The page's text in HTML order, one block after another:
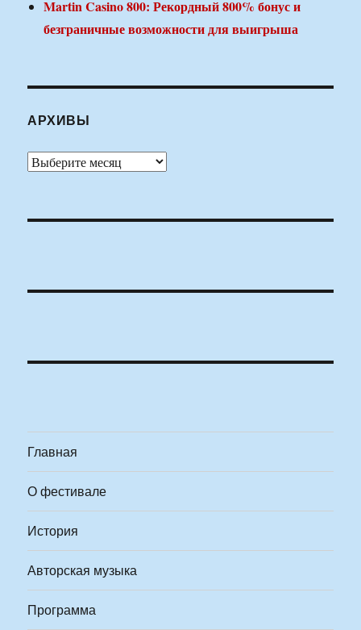
Martin Casino 800: Рекордный 800% бонус и
безграничные возможности для выигрыша
АРХИВЫ
Архивы
Главная
О фестивале
История
Авторская музыка
Программа